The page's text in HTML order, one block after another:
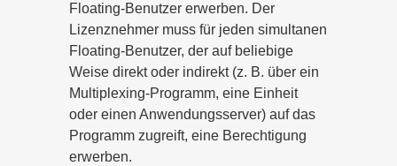
Floating-Benutzer erwerben. Der
Lizenznehmer muss für jeden simultanen
Floating-Benutzer, der auf beliebige
Weise direkt oder indirekt (z. B. über ein
Multiplexing-Programm, eine Einheit
oder einen Anwendungsserver) auf das
Programm zugreift, eine Berechtigung
erwerben.